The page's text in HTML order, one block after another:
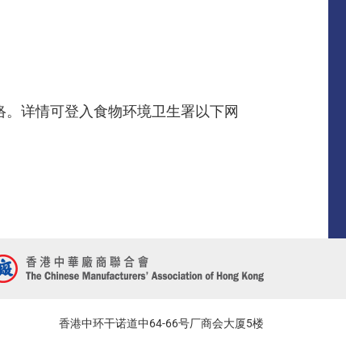
详情可登入食物环境卫生署以下网
香港中环干诺道中64-66号厂商会大厦5楼